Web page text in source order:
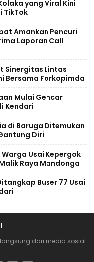
yang Viral Kini
TikTok
Amankan Pencuri
Laporan Call
Sinergitas Lintas
Bersama Forkopimda
Mulai Gencar
Kendari
di Baruga Ditemukan
Diri
Usai Kepergok
Raya Mandonga
Buser 77 Usai
dari media sosial